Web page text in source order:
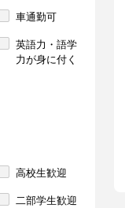
車通勤可
英語力・語学
力が身に付く
高校生歓迎
二部学生歓迎